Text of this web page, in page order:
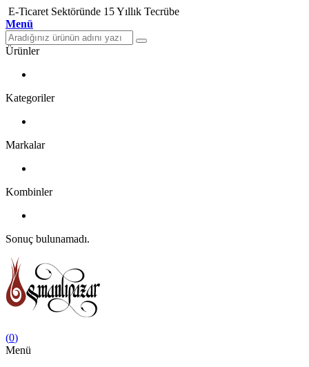
E-Ticaret Sektöründe 15 Yıllık Tecrübe
Menü
Ürünler
Kategoriler
Markalar
Kombinler
Sonuç bulunamadı.
(0)
Menü